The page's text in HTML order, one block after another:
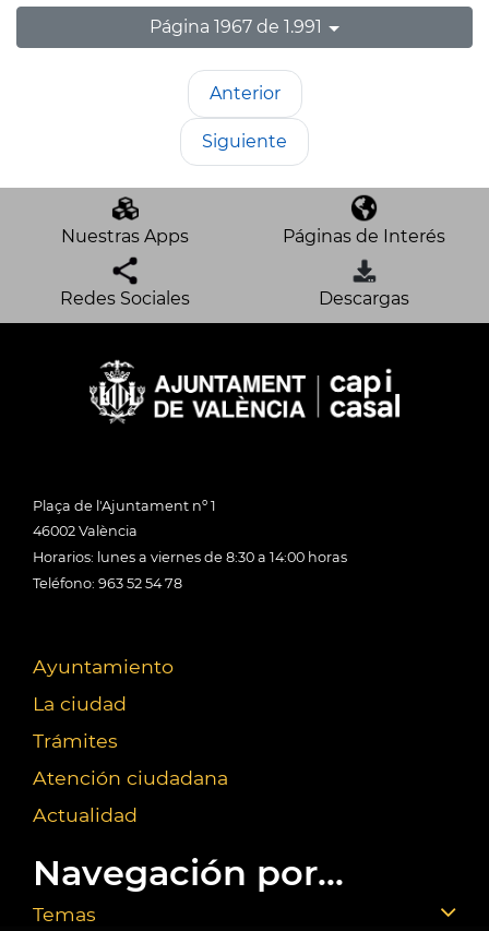
Página 1967 de 1.991
Anterior
Siguiente
Nuestras Apps Páginas de Interés
Redes Sociales Descargas
Plaça de l'Ajuntament nº 1
46002 València
Horarios: lunes a viernes de 8:30 a 14:00 horas
Teléfono: 963 52 54 78
Ayuntamiento
La ciudad
Trámites
Atención ciudadana
Actualidad
Navegación por...
Temas